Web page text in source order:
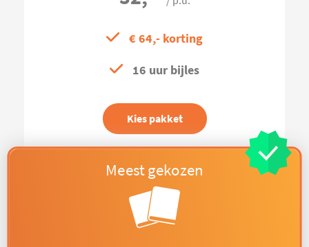
€ 64,- korting
16 uur bijles
Kies pakket